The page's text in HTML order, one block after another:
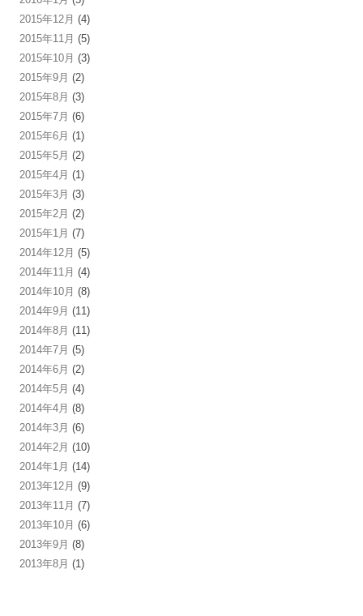
2015年12月 (4)
2015年11月 (5)
2015年10月 (3)
2015年9月 (2)
2015年8月 (3)
2015年7月 (6)
2015年6月 (1)
2015年5月 (2)
2015年4月 (1)
2015年3月 (3)
2015年2月 (2)
2015年1月 (7)
2014年12月 (5)
2014年11月 (4)
2014年10月 (8)
2014年9月 (11)
2014年8月 (11)
2014年7月 (5)
2014年6月 (2)
2014年5月 (4)
2014年4月 (8)
2014年3月 (6)
2014年2月 (10)
2014年1月 (14)
2013年12月 (9)
2013年11月 (7)
2013年10月 (6)
2013年9月 (8)
2013年8月 (1)